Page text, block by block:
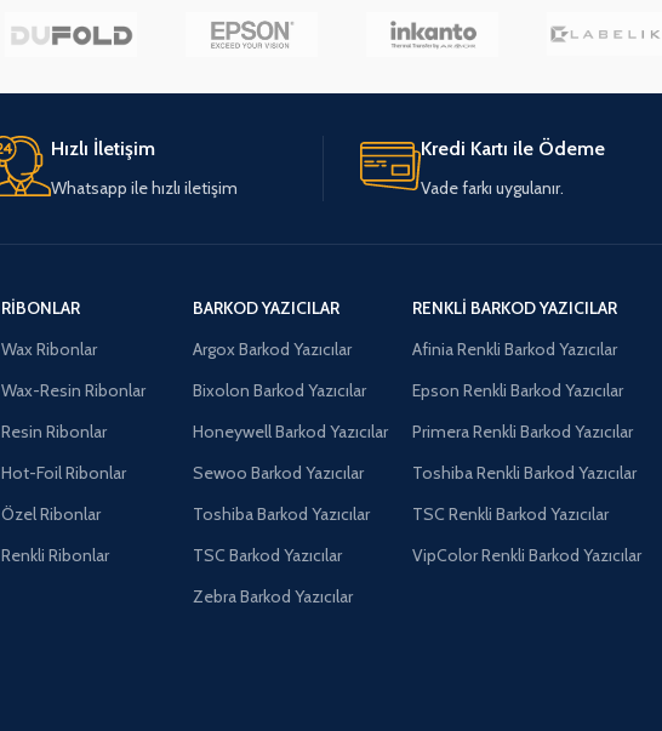
Hızlı İletişim
Whatsapp ile hızlı iletişim
Kredi Kartı ile Ödeme
Vade farkı uygulanır.
RIBONLAR
Wax Ribonlar
Wax-Resin Ribonlar
Resin Ribonlar
Hot-Foil Ribonlar
Özel Ribonlar
Renkli Ribonlar
BARKOD YAZICILAR
Argox Barkod Yazıcılar
Bixolon Barkod Yazıcılar
Honeywell Barkod Yazıcılar
Sewoo Barkod Yazıcılar
Toshiba Barkod Yazıcılar
TSC Barkod Yazıcılar
Zebra Barkod Yazıcılar
RENKLI BARKOD YAZICILAR
Afinia Renkli Barkod Yazıcılar
Epson Renkli Barkod Yazıcılar
Primera Renkli Barkod Yazıcılar
Toshiba Renkli Barkod Yazıcılar
TSC Renkli Barkod Yazıcılar
VipColor Renkli Barkod Yazıcılar